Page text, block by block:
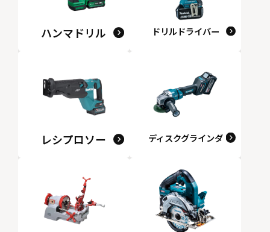
ハンマドリル ドリルドライバー
レシプロソー ディスクグラインダ